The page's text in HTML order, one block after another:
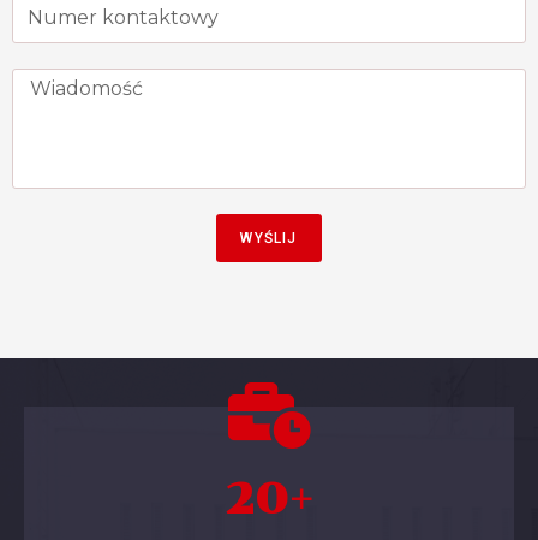
WYŚLIJ
20+